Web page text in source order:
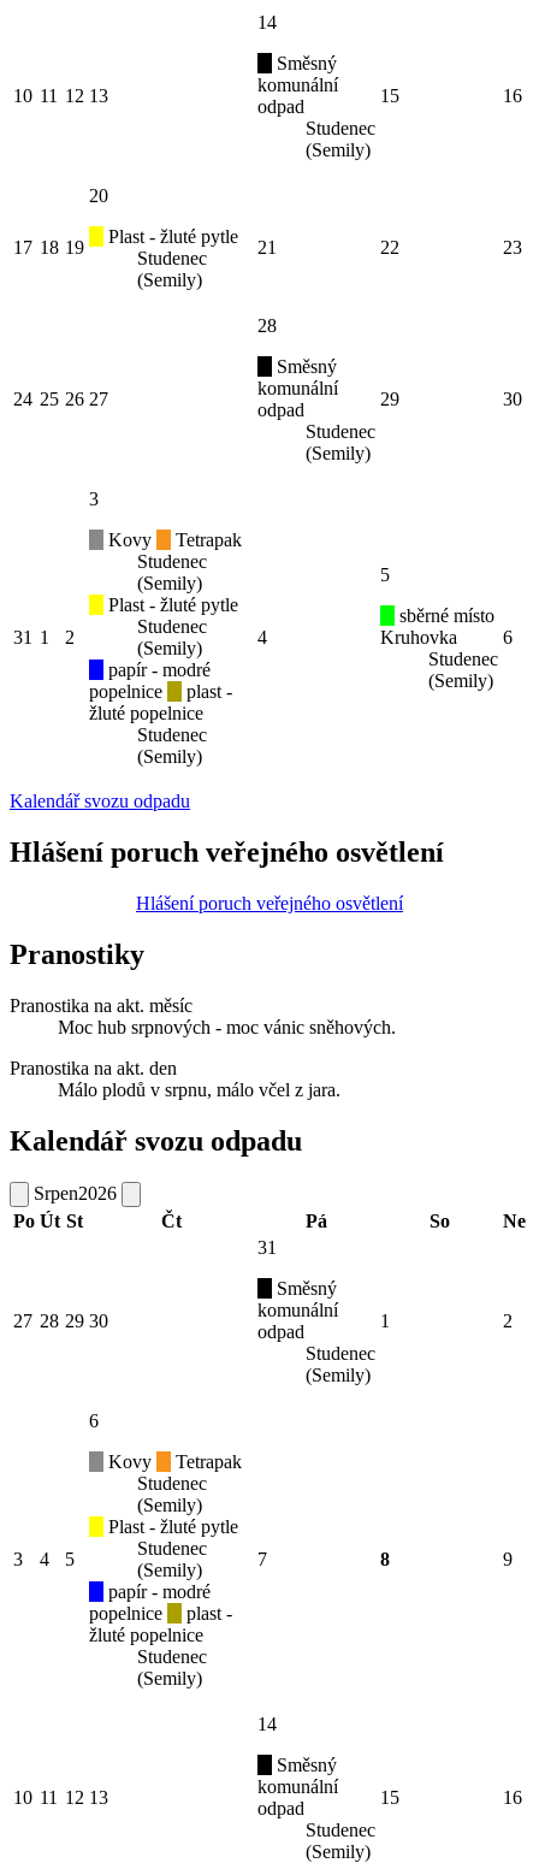
10 11 12 13
14
Směsný
komunální
odpad
Studenec
(Semily)
15 16
17 18 19
20
Plast - žluté pytle
Studenec
(Semily)
21 22 23
24 25 26 27
28
Směsný
komunální
odpad
Studenec
(Semily)
29 30
31 1 2
3
Kovy
Tetrapak
Studenec
(Semily)
Plast - žluté pytle
Studenec
(Semily)
papír - modré
popelnice
plast -
žluté popelnice
Studenec
(Semily)
4
5
sběrné místo
Kruhovka
Studenec
(Semily)
6
Kalendář svozu odpadu
Hlášení poruch veřejného osvětlení
Hlášení poruch veřejného osvětlení
Pranostiky
Pranostika na akt. měsíc
Moc hub srpnových - moc vánic sněhových.
Pranostika na akt. den
Málo plodů v srpnu, málo včel z jara.
Kalendář svozu odpadu
Srpen2026
Po Út St Čt Pá So Ne
27 28 29 30
31
Směsný
komunální
odpad
Studenec
(Semily)
1 2
3 4 5
6
Kovy
Tetrapak
Studenec
(Semily)
Plast - žluté pytle
Studenec
(Semily)
papír - modré
popelnice
plast -
žluté popelnice
Studenec
(Semily)
7 8 9
10 11 12 13
14
Směsný
komunální
odpad
Studenec
(Semily)
15 16